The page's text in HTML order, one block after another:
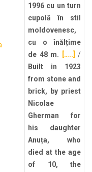
1996 cu un turn
cupolă în stil
moldovenesc,
cu o înălțime
de 48 m.
[…..]
/
Built in 1923
from stone and
brick, by priest
Nicolae
Gherman for
his daughter
Anuța, who
died at the age
of 10, the